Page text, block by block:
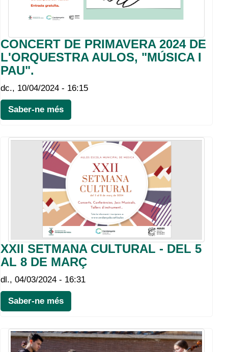
CONCERT DE PRIMAVERA 2024 DE
L'ORQUESTRA AULOS, "MÚSICA I
PAU".
dc., 10/04/2024 - 16:15
Saber-ne més
XXII SETMANA CULTURAL - DEL 5
AL 8 DE MARÇ
dl., 04/03/2024 - 16:31
Saber-ne més